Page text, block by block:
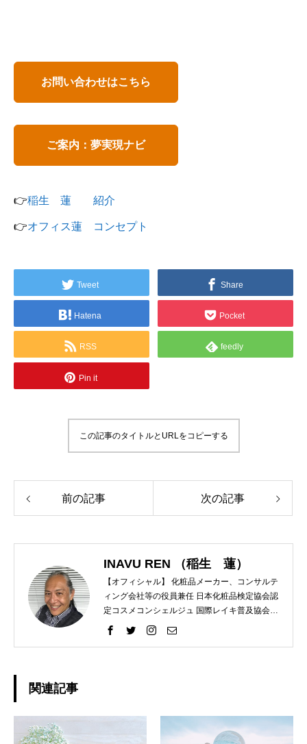
お問い合わせはこちら
ご案内：夢実現ナビ
👉稲生 蓮 紹介
👉オフィス蓮 コンセプト
Tweet Share
Hatena Pocket
RSS feedly
Pin it
この記事のタイトルとURLをコピーする
前の記事 次の記事
INAVU REN （稲生 蓮）
【オフィシャル】 化粧品メーカー、コンサルテ
ィング会社等の役員兼任 日本化粧品検定協会認
定コスメコンシェルジュ 国際レイキ普及協会認
定ティーチャー 【プライベート】 趣味 ラン
関連記事